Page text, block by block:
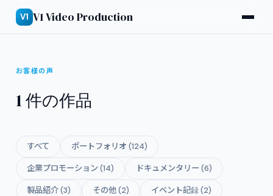
V1 V1 Video Production
お客様の声
1 件の作品
すべて ポートフォリオ (124)
企業プロモーション (14) ドキュメンタリー (6)
製品紹介 (3) その他 (2) イベント記録 (2)